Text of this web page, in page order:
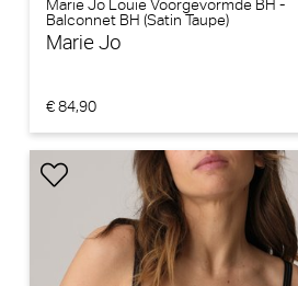
Marie Jo Louie Voorgevormde BH -
Balconnet BH (Satin Taupe)
Marie Jo
€ 84,90